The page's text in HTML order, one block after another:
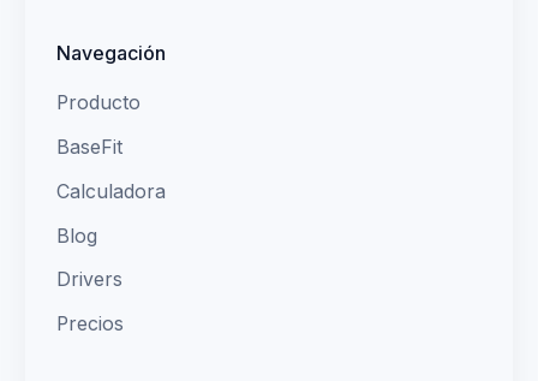
Navegación
Producto
BaseFit
Calculadora
Blog
Drivers
Precios